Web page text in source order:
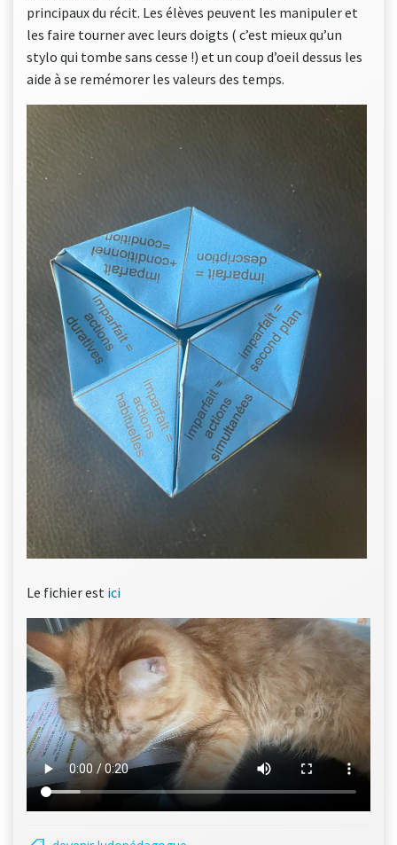
principaux du récit. Les élèves peuvent les manipuler et
les faire tourner avec leurs doigts ( c’est mieux qu’un
stylo qui tombe sans cesse !) et un coup d’oeil dessus les
aide à se remémorer les valeurs des temps.
Le fichier est ici